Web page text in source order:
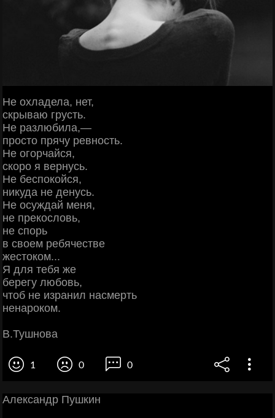
Не охладела, нет,
скрываю грусть.
Не разлюбила,—
просто прячу ревность.
Не огорчайся,
скоро я вернусь.
Не беспокойся,
никуда не денусь.
Не осуждай меня,
не прекословь,
не спорь
в своем ребячестве
жестоком...
Я для тебя же
берегу любовь,
чтоб не изранил насмерть
ненароком.
В.Тушнова
1 0 0
Александр Пушкин